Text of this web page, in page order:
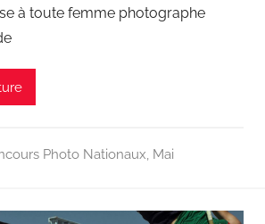
à toute femme photographe
Photo Nationaux, Mai